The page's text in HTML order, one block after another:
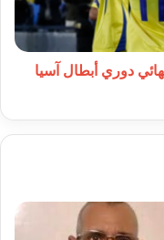
دوري أبطال آسيا